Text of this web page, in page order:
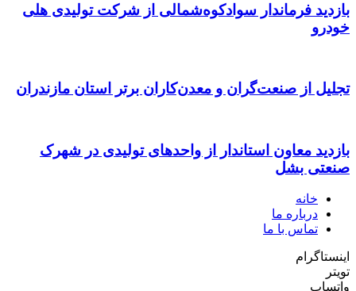
بازدید فرماندار سوادکوه‌شمالی از شرکت تولیدی هلی
خودرو
تجلیل از صنعت‌گران و معدن‌کاران برتر استان مازندران
بازدید معاون استاندار از واحدهای تولیدی در شهرک
صنعتی بشل
خانه
درباره ما
تماس با ما
اینستاگرام
تویتر
واتساپ